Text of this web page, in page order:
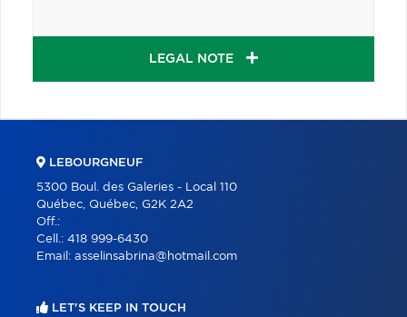
LEGAL NOTE
LEBOURGNEUF
5300 Boul. des Galeries - Local 110
Québec, Québec, G2K 2A2
Off.:
Cell.: 418 999-6430
Email: asselinsabrina@hotmail.com
LET'S KEEP IN TOUCH